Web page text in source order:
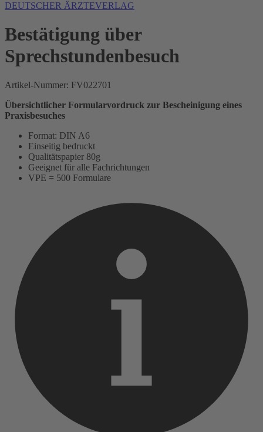
DEUTSCHER ÄRZTEVERLAG
Bestätigung über
Sprechstundenbesuch
Artikel-Nummer: FV022701
Übersichtlicher Formularvordruck zur Bescheinigung eines
Praxisbesuches
Format: DIN A6
Einseitig bedruckt
Qualitätspapier 80g
Geeignet für alle Fachrichtungen
VPE = 500 Formulare